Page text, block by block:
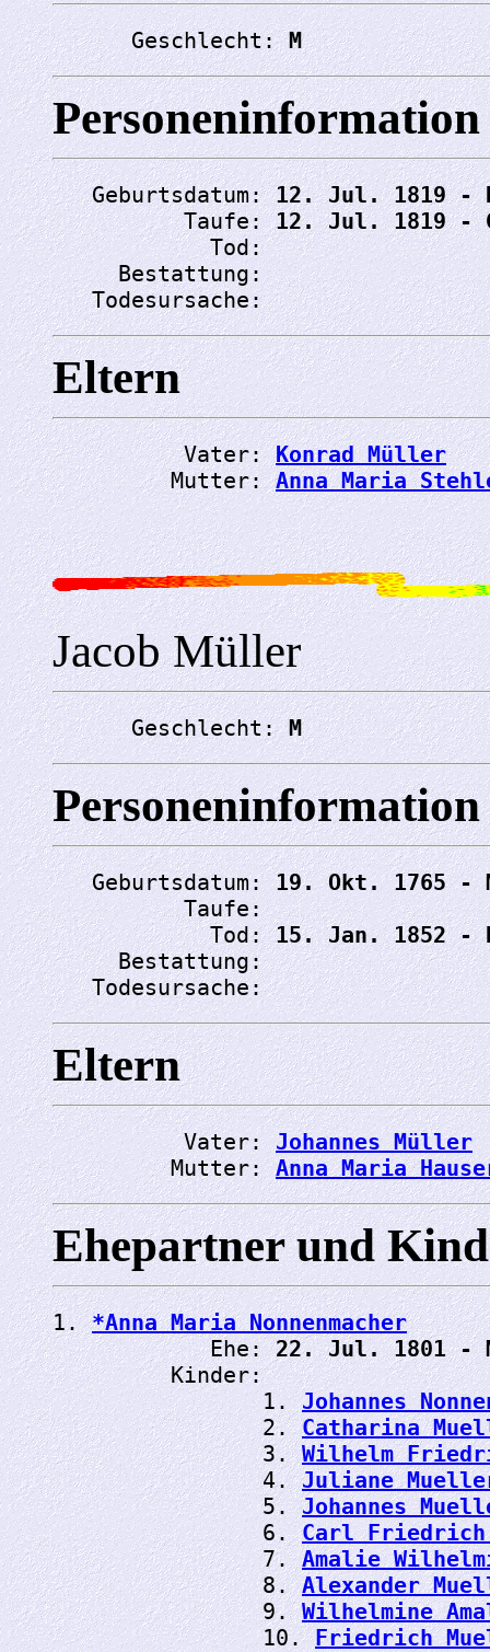
      Geschlecht:
M
Personeninformation
   Geburtsdatum:
12. Jul. 1819 -
          Taufe:
12. Jul. 1819 -
            Tod:
     Bestattung:
   Todesursache:
Eltern
          Vater:
Konrad Müller
         Mutter:
Anna Maria
Jacob Müller
      Geschlecht:
M
Personeninformation
   Geburtsdatum:
19. Okt. 1765 -
          Taufe:
            Tod:
15. Jan. 1852 -
     Bestattung:
   Todesursache:
Eltern
          Vater:
Johannes Müller
         Mutter:
Anna Maria
Ehepartner und
1. *Anna Maria Nonnenmacher
            Ehe:
22. Jul. 1801 -
         Kinder:
                1.
Johannes
                2.
Catharina
                3.
Wilhelm
                4.
Juliane
                5.
Johannes
                6.
Carl
                7.
Amalie
                8.
Alexander
                9.
Wilhelmine
                10.
Friedrich